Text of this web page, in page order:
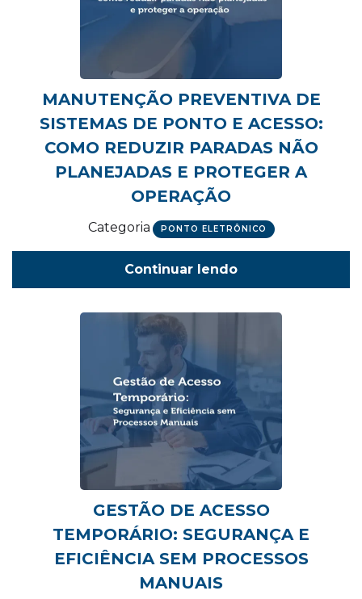
MANUTENÇÃO PREVENTIVA DE
SISTEMAS DE PONTO E ACESSO:
COMO REDUZIR PARADAS NÃO
PLANEJADAS E PROTEGER A
OPERAÇÃO
Categoria PONTO ELETRÔNICO
Continuar lendo
GESTÃO DE ACESSO
TEMPORÁRIO: SEGURANÇA E
EFICIÊNCIA SEM PROCESSOS
MANUAIS